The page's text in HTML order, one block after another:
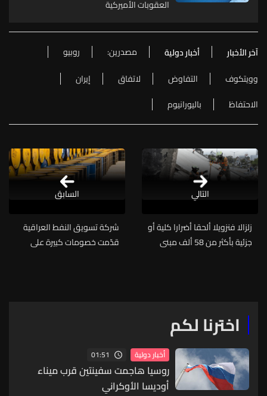
العقوبات الأميركية
آخر الأخبار أخبار دولية مصدرين:
روبيو
وويتكوف
التفاوض لاتفاق
إيران
الاحتفاظ
باليورانيوم
التالي
زلزالا فنزويلا ألحقا أضرارا كلية أو
جزئية بأكثر من 58 ألف مبنى
شركة تسويق النفط العراقية
قدّمت خصومات كبيرة على
السابق
اخترنا لكم
أخبار دولية 01:51
روسيا هاجمت سفينتين قرب ميناء
أوديسا الأوكراني